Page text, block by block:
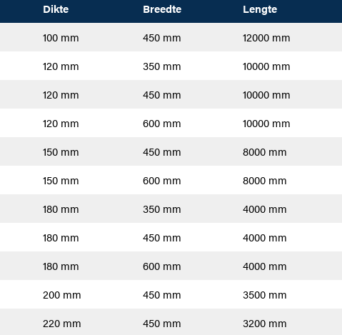
Dikte Breedte Lengte
100 mm 450 mm 12000 mm
120 mm 350 mm 10000 mm
120 mm 450 mm 10000 mm
120 mm 600 mm 10000 mm
150 mm 450 mm 8000 mm
150 mm 600 mm 8000 mm
180 mm 350 mm 4000 mm
180 mm 450 mm 4000 mm
180 mm 600 mm 4000 mm
200 mm 450 mm 3500 mm
220 mm 450 mm 3200 mm